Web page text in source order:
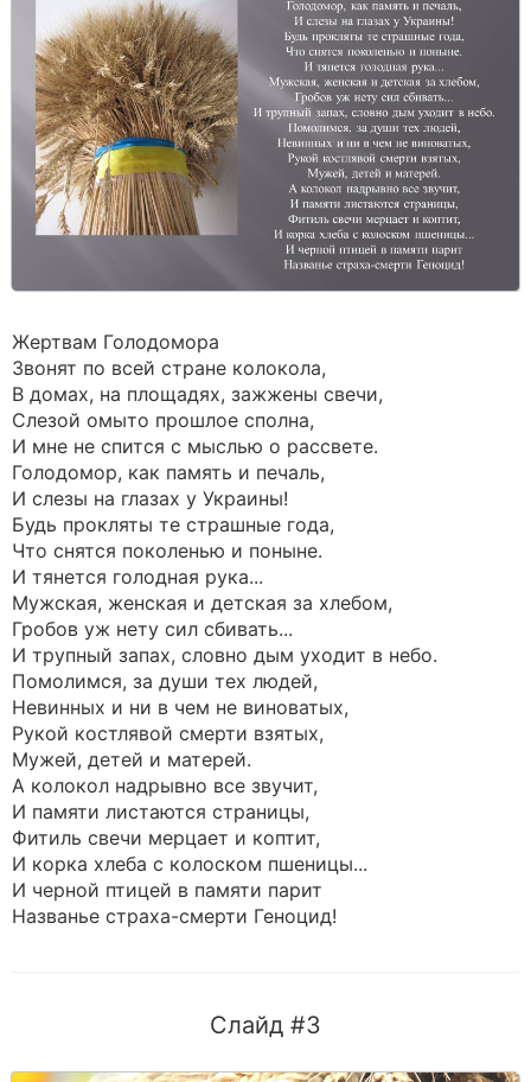
Жертвам Голодомора
Звонят по всей стране колокола,
В домах, на площадях, зажжены свечи,
Слезой омыто прошлое сполна,
И мне не спится с мыслью о рассвете.
Голодомор, как память и печаль,
И слезы на глазах у Украины!
Будь прокляты те страшные года,
Что снятся поколенью и поныне.
И тянется голодная рука...
Мужская, женская и детская за хлебом,
Гробов уж нету сил сбивать...
И трупный запах, словно дым уходит в небо.
Помолимся, за души тех людей,
Невинных и ни в чем не виноватых,
Рукой костлявой смерти взятых,
Мужей, детей и матерей.
А колокол надрывно все звучит,
И памяти листаются страницы,
Фитиль свечи мерцает и коптит,
И корка хлеба с колоском пшеницы...
И черной птицей в памяти парит
Названье страха-смерти Геноцид!
Слайд #3